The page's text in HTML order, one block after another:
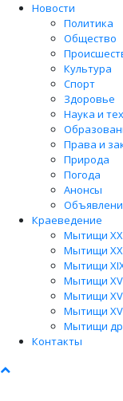
Новости
Политика
Общество
Культура
Спорт
Здоровье
Наука и
Права и
Природа
Погода
Анонсы
Краеведение
Мытищи
Мытищи
Мытищи
Мытищи
Мытищи
Мытищи
Мытищи
Контакты